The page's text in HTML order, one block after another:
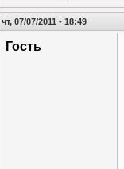
чт, 07/07/2011 - 18:49
Гость